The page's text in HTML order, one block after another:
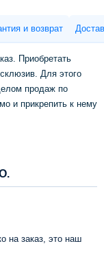
и возврат
Приобретать
Для этого
продаж по
и прикрепить к нему
на заказ, это наш